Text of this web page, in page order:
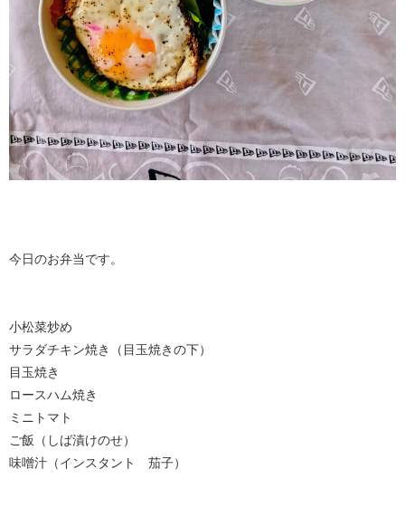
今日のお弁当です。
小松菜炒め
サラダチキン焼き（目玉焼きの下）
目玉焼き
ロースハム焼き
ミニトマト
ご飯（しば漬けのせ）
味噌汁（インスタント 茄子）